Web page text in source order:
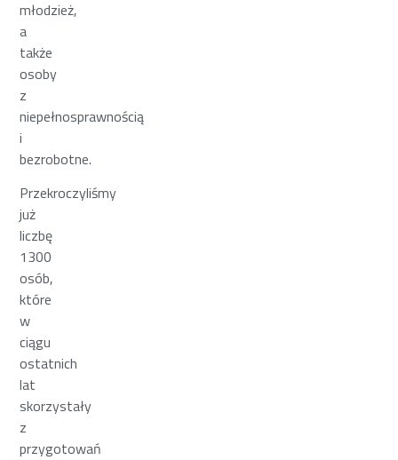
młodzież,
a
także
osoby
z
niepełnosprawnością
i
bezrobotne.
Przekroczyliśmy
już
liczbę
1300
osób,
które
w
ciągu
ostatnich
lat
skorzystały
z
przygotowań